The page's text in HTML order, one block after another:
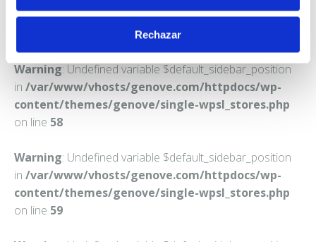
Rechazar
Warning: Undefined variable $default_sidebar_position
in /var/www/vhosts/genove.com/httpdocs/wp-
content/themes/genove/single-wpsl_stores.php
on line 58
Warning: Undefined variable $default_sidebar_position
in /var/www/vhosts/genove.com/httpdocs/wp-
content/themes/genove/single-wpsl_stores.php
on line 59